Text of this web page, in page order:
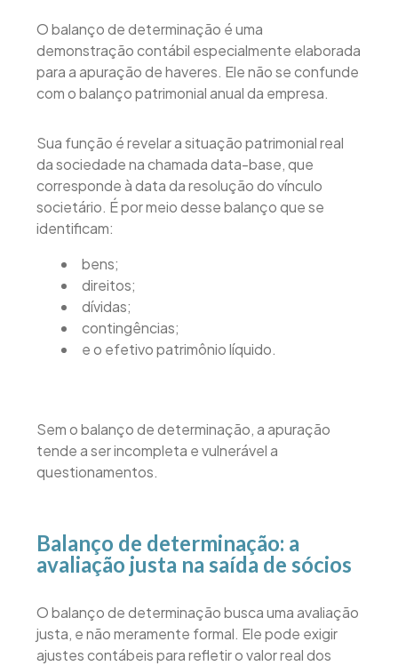
O balanço de determinação é uma
demonstração contábil especialmente elaborada
para a apuração de haveres. Ele não se confunde
com o balanço patrimonial anual da empresa.
Sua função é revelar a situação patrimonial real
da sociedade na chamada data-base, que
corresponde à data da resolução do vínculo
societário. É por meio desse balanço que se
identificam:
bens;
direitos;
dívidas;
contingências;
e o efetivo patrimônio líquido.
Sem o balanço de determinação, a apuração
tende a ser incompleta e vulnerável a
questionamentos.
Balanço de determinação: a
avaliação justa na saída de sócios
O balanço de determinação busca uma avaliação
justa, e não meramente formal. Ele pode exigir
ajustes contábeis para refletir o valor real dos